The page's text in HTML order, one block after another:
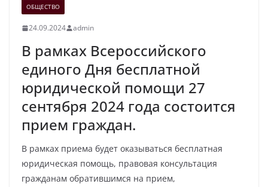
ОБЩЕСТВО
24.09.2024 admin
В рамках Всероссийского
единого Дня бесплатной
юридической помощи 27
сентября 2024 года состоится
прием граждан.
В рамках приема будет оказываться бесплатная
юридическая помощь, правовая консультация
гражданам обратившимся на прием,